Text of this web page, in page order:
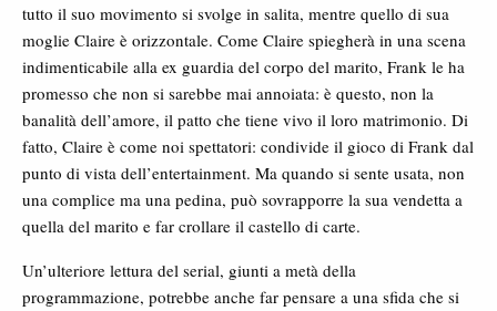
tutto il suo movimento si svolge in salita, mentre quello di sua
moglie Claire è orizzontale. Come Claire spiegherà in una scena
indimenticabile alla ex guardia del corpo del marito, Frank le ha
promesso che non si sarebbe mai annoiata: è questo, non la
banalità dell’amore, il patto che tiene vivo il loro matrimonio. Di
fatto, Claire è come noi spettatori: condivide il gioco di Frank dal
punto di vista dell’entertainment. Ma quando si sente usata, non
una complice ma una pedina, può sovrapporre la sua vendetta a
quella del marito e far crollare il castello di carte.
Un’ulteriore lettura del serial, giunti a metà della
programmazione, potrebbe anche far pensare a una sfida che si